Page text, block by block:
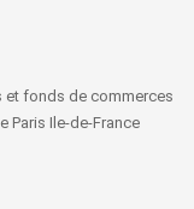
et fonds de commerces
Paris Ile-de-France